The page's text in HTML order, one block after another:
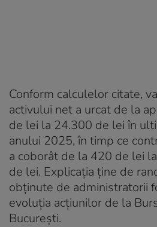
Conform calculelor citate,
activului net a urcat de la
de lei la 24.300 de lei în
anului 2025, în timp ce
a coborât de la 420 de lei
de lei. Explicația ține de
obținute de administratorii
evoluția acțiunilor de la
București.